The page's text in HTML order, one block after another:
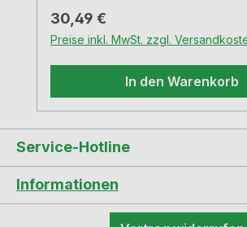
bleiben Brot und Kuchen lange
frischB=18,0 cm, T=17,0 cm,
cm Robuste Scharniere aus
MetallHandgriff aus stabilem
Regulärer Preis:
30,49 €
Preise inkl. MwSt. zzgl.
In den Warenkorb
Service-Hotline
Informationen